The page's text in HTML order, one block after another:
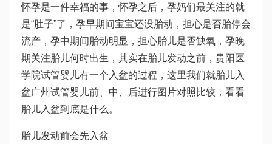
怀孕是一件幸福的事，怀孕之后，孕妈们最关注的就
是“肚子”了，孕早期间宝宝还没胎动，担心是否胎停会
流产，孕中期间胎动明显，担心胎儿是否缺氧，孕晚
期关注胎儿何时出生，其实在胎儿发动之前， 贵阳医
学院试管婴儿有一个入盆的过程，这里我们就胎儿入
盆广州试管婴儿前、中、后进行图片对照比较，看看
胎儿入盆到底是什么。
胎儿发动前会先入盆